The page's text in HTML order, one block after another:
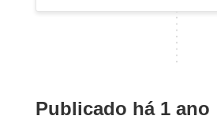
Publicado há 1 ano